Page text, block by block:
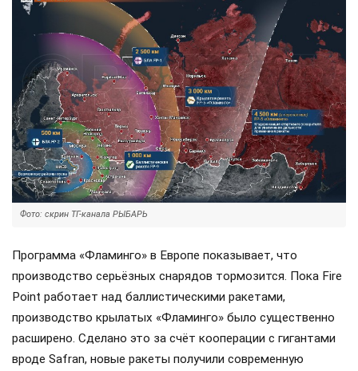
Фото: скрин ТГ-канала РЫБАРЬ
Программа «Фламинго» в Европе показывает, что
производство серьёзных снарядов тормозится. Пока Fire
Point работает над баллистическими ракетами,
производство крылатых «Фламинго» было существенно
расширено. Сделано это за счёт кооперации с гигантами
вроде Safran, новые ракеты получили современную